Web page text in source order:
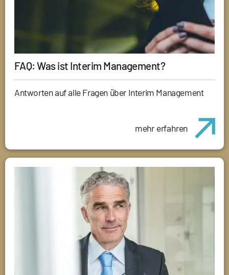
FAQ: Was ist Interim Management?
Antworten auf alle Fragen über Interim Management
mehr erfahren